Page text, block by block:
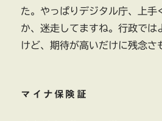
た。やっぱりデジタル庁、上手
か、迷走してますね。行政では
けど、期待が高いだけに残念さ
マイナ保険証